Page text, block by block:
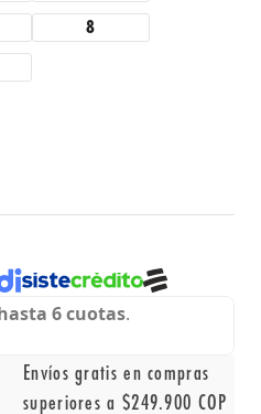
8
Envíos gratis en compras
superiores a $249.900 COP